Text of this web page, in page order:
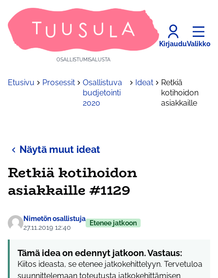
OSALLISTUMISALUSTA
KirjauduValikko
Etusivu Prosessit
Osallistuva
budjetointi
2020
Ideat
Retkiä
kotihoidon
asiakkaille
Näytä muut ideat
Retkiä kotihoidon
asiakkaille #1129
Nimetön osallistuja
27.11.2019 12:40
Etenee jatkoon
Tämä idea on edennyt jatkoon. Vastaus:
Kiitos ideasta, se etenee jatkokehittelyyn. Tervetuloa
suunnittelemaan toteutusta jatkokehittämisen